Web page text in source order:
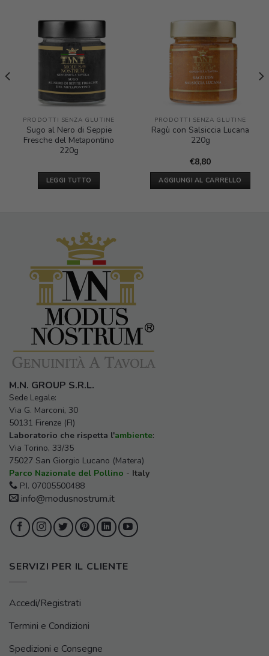
PRODOTTI SENZA GLUTINE
Sugo al Nero di Seppie
Fresche del Metapontino
220g
LEGGI TUTTO
PRODOTTI SENZA GLUTINE
Ragù con Salsiccia Lucana
220g
€8,80
AGGIUNGI AL CARRELLO
M.N. GROUP S.R.L.
Sede Legale:
Via G. Marconi, 30
50131 Firenze (FI)
Laboratorio che rispetta l'ambiente:
Via Torino, 33/35
75027 San Giorgio Lucano (Matera)
Parco Nazionale del Pollino - Italy
P.I. 07005500488
info@modusnostrum.it
SERVIZI PER IL CLIENTE
Accedi/Registrati
Termini e Condizioni
Spedizioni e Consegne